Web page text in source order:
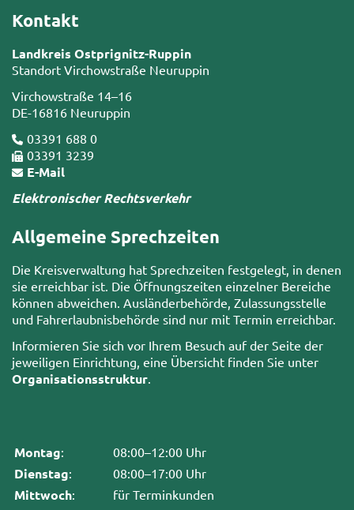
Kontakt
Landkreis Ostprignitz-Ruppin
Standort Virchowstraße Neuruppin
Virchowstraße 14–16
DE-16816 Neuruppin
03391 688 0
03391 3239
E-Mail
Elektronischer Rechtsverkehr
Allgemeine Sprechzeiten
Die Kreisverwaltung hat Sprechzeiten festgelegt, in denen
sie erreichbar ist. Die Öffnungszeiten einzelner Bereiche
können abweichen. Ausländerbehörde, Zulassungsstelle
und Fahrerlaubnisbehörde sind nur mit Termin erreichbar.
Informieren Sie sich vor Ihrem Besuch auf der Seite der
jeweiligen Einrichtung, eine Übersicht finden Sie unter
Organisationsstruktur
Montag: 08:00–12:00 Uhr
Dienstag: 08:00–17:00 Uhr
Mittwoch: für Terminkunden